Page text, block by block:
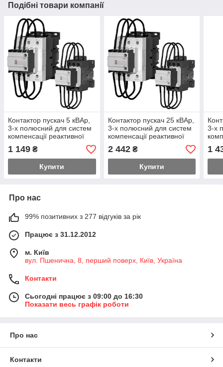
Подібні товари компанії
Контактор пускач 5 кВАр,
3-х полюсний для систем
компенсації реактивної
потужності з котушкою
220В
1 149 ₴
Купити
Контактор пускач 25 кВАр,
3-х полюсний для систем
компенсації реактивної
потужності з котушкою
220В
2 442₴
Купити
3-х
1
Про нас
99% позитивних з 277 відгуків за рік
Працює з 31.12.2012
м. Київ
вул. Пшенична, 8, перший поверх, Київ, Україна
Контакти
Сьогодні працює з 09:00 до 16:30
Показати весь графік роботи
Про нас
Контакти